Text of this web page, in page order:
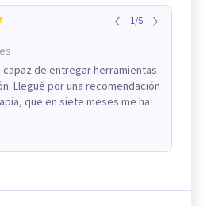
1/5
de entregar herramientas
Llegué por una recomendación
que en siete meses me ha